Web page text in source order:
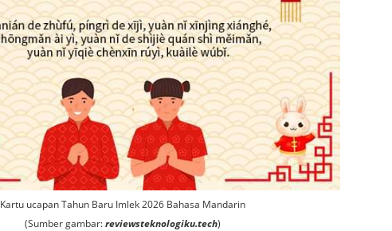
Kartu ucapan Tahun Baru Imlek 2026 Bahasa Mandarin
(Sumber gambar:reviewsteknologiku.tech)